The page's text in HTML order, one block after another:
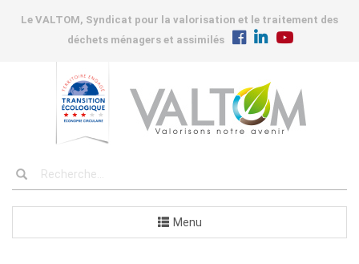
Le VALTOM, Syndicat pour la valorisation et le traitement des
déchets ménagers et assimilés
Menu